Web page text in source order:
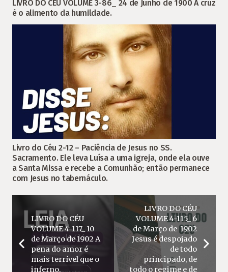
LIVRO DO CÉU VOLUME 3-86_ 24 de Junho de 1900 A cruz
é o alimento da humildade.
Livro do Céu 2-12 – Paciência de Jesus no SS.
Sacramento. Ele leva Luísa a uma igreja, onde ela ouve
a Santa Missa e recebe a Comunhão; então permanece
com Jesus no tabernáculo.
LIVRO DO CÉU
VOLUME 4-117_ 10
de Março de 1902 A
pena do amor é
mais terrível que o
inferno.
LIVRO DO CÉU
VOLUME 4-115_ 6
de Março de 1902
Jesus é despojado
de todo
principado, de
todo o regime e de